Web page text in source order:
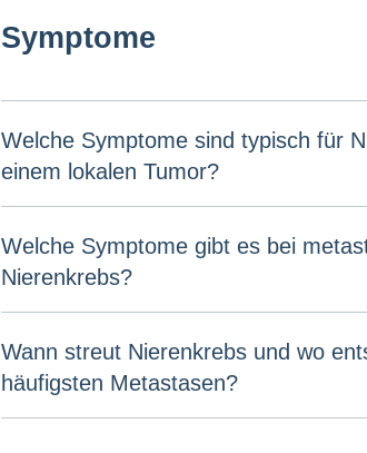
Symptome
Welche Symptome sind typisch für
einem lokalen Tumor?
Welche Symptome gibt es bei
Nierenkrebs?
Wann streut Nierenkrebs und wo
häufigsten Metastasen?